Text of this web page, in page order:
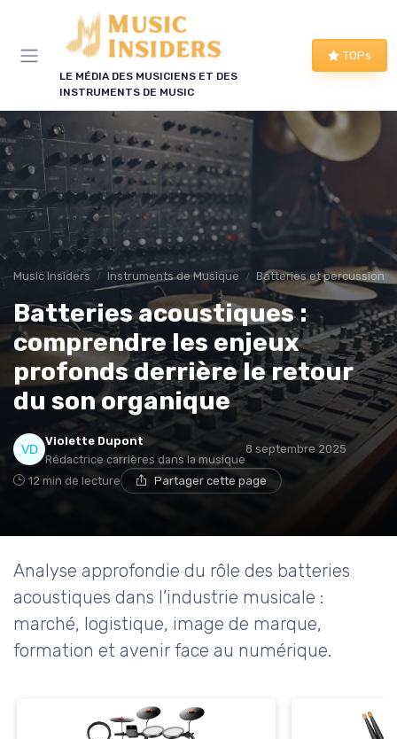
LE MÉDIA DES MUSICIENS ET DES
INSTRUMENTS DE MUSIC
TOPs
Music Insiders Instruments de Musique Batteries et percussions
Batteries acoustiques :
comprendre les enjeux
profonds derrière le retour
du son organique
Violette Dupont
Rédactrice carrières dans la musique
8 septembre 2025
12 min de lecture Partager cette page
Analyse approfondie du rôle des batteries
acoustiques dans l’industrie musicale :
marché, logistique, image de marque,
formation et avenir face au numérique.
Panneau de gestion des cookies